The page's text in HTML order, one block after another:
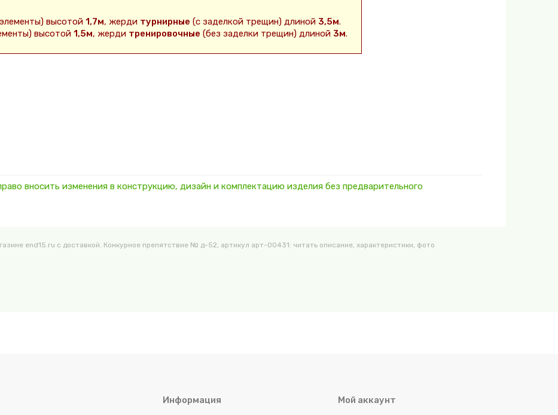
высотой 1,7м, жерди турнирные (с заделкой трещин) длиной 3,5м.
высотой 1,5м, жерди тренировочные (без заделки трещин) длиной 3м.
вносить изменения в конструкцию, дизайн и комплектацию изделия без предварительного
end15.ru с доставкой. Конкурное препятствие № д-52, артикул арт-00431: читать описание, характеристики, фото
Информация Мой аккаунт